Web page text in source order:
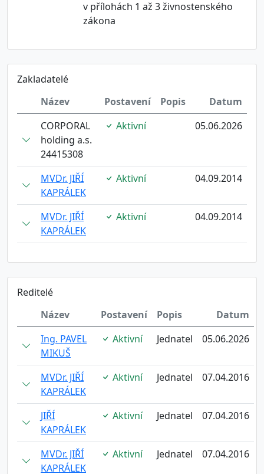
v přílohách 1 až 3 živnostenského
zákona
Zakladatelé
Název
Postavení Popis
Datum
CORPORAL
holding a.s.
24415308
Aktivní 05.06.2026
MVDr. JIŘÍ
KAPRÁLEK
Aktivní 04.09.2014
MVDr. JIŘÍ
KAPRÁLEK
Aktivní 04.09.2014
Reditelé
Název
Postavení Popis
Datum
Ing. PAVEL
MIKUŠ
Aktivní Jednatel 05.06.2026
MVDr. JIŘÍ
KAPRÁLEK
Aktivní Jednatel 07.04.2016
JIŘÍ
KAPRÁLEK
Aktivní Jednatel 07.04.2016
MVDr. JIŘÍ
KAPRÁLEK
Aktivní Jednatel 07.04.2016